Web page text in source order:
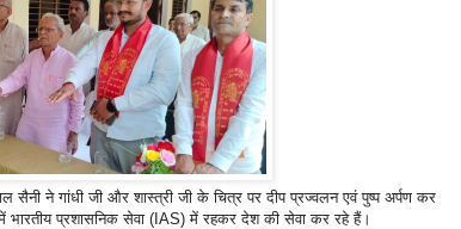
सैनी ने गांधी जी और शास्त्री जी के चित्र पर दीप प्रज्वलन एवं पुष्प अर्पण कर
में भारतीय प्रशासनिक सेवा (IAS) में रहकर देश की सेवा कर रहे हैं।